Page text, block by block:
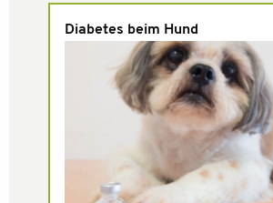
Diabetes beim Hund